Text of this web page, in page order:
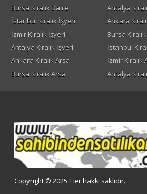
Bursa Kiralık Daire
Antalya
İstanbul Kiralık İşyeri
Ankara
İzmir Kiralık İşyeri
Bursa
Antalya Kiralık İşyeri
İstanbul
Ankara Kiralık Arsa
İzmir Kiralık
Bursa Kiralık Arsa
Antalya
Copyright © 2025. Her hakkı saklıdır.